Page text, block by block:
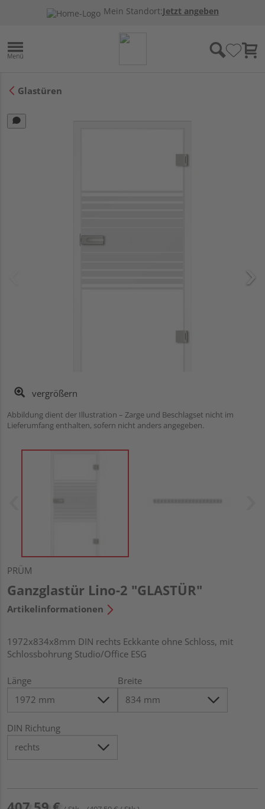
Mein Standort:Jetzt angeben
Glastüren
vergrößern
Abbildung dient der Illustration – Zarge und Beschlagset nicht im
Lieferumfang enthalten, sofern nicht anders angegeben.
PRÜM
Ganzglastür Lino-2 "GLASTÜR"
Artikelinformationen
1972x834x8mm DIN rechts Eckkante ohne Schloss, mit
Schlossbohrung Studio/Office ESG
Länge Breite
DIN Richtung